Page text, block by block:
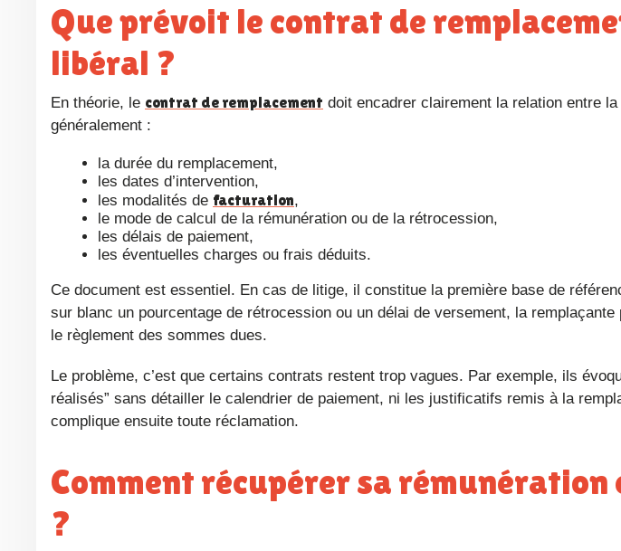
Que prévoit le contrat de remplacement infirmier
libéral ?
En théorie, le contrat de remplacement doit encadrer clairement la relation entre
généralement :
la durée du remplacement,
les dates d’intervention,
les modalités de facturation,
le mode de calcul de la rémunération ou de la rétrocession,
les délais de paiement,
les éventuelles charges ou frais déduits.
Ce document est essentiel. En cas de litige, il constitue la première base de référence. Lorsqu’un contrat mentionne noir
sur blanc un pourcentage de rétrocession ou un délai de versement, la remplaçante
le règlement des sommes dues.
Le problème, c’est que certains contrats restent trop vagues. Par exemple, ils évoquent une rémunération “selon les actes
réalisés” sans détailler le calendrier de paiement, ni les justificatifs remis à la
complique ensuite toute réclamation.
Comment récupérer sa rémunération en cas d’impayé
?